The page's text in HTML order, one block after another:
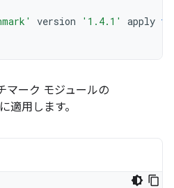
version '1.4.1' apply
マーク モジュールの
適用します。